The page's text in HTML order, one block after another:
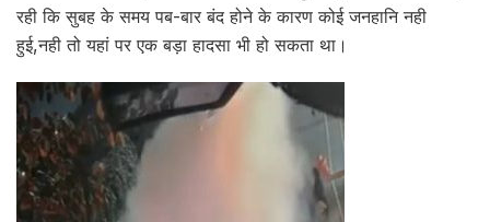
रही कि सुबह के समय पब-बार बंद होने के कारण कोई जनहानि नही
हुई,नही तो यहां पर एक बड़ा हादसा भी हो सकता था।